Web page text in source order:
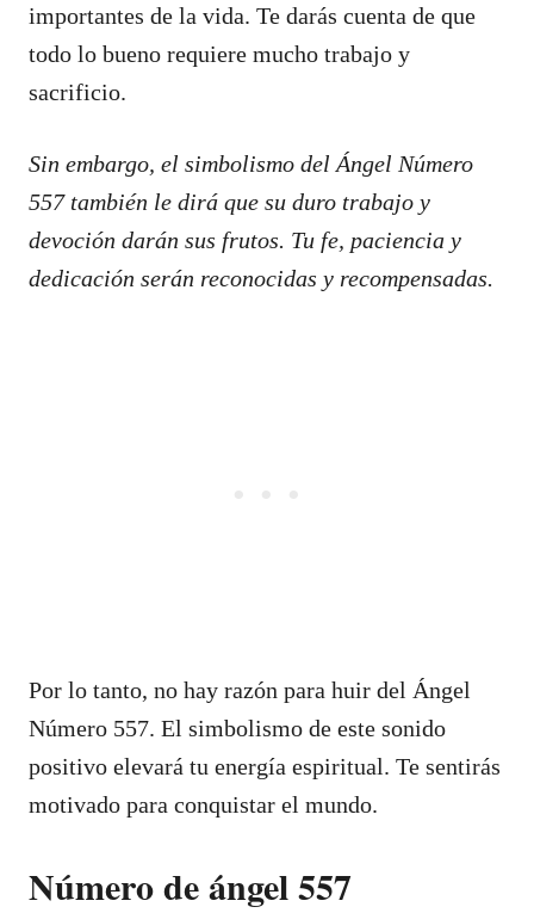
importantes de la vida. Te darás cuenta de que
todo lo bueno requiere mucho trabajo y
sacrificio.
Sin embargo, el simbolismo del Ángel Número
557 también le dirá que su duro trabajo y
devoción darán sus frutos. Tu fe, paciencia y
dedicación serán reconocidas y recompensadas.
Por lo tanto, no hay razón para huir del Ángel
Número 557. El simbolismo de este sonido
positivo elevará tu energía espiritual. Te sentirás
motivado para conquistar el mundo.
Número de ángel 557